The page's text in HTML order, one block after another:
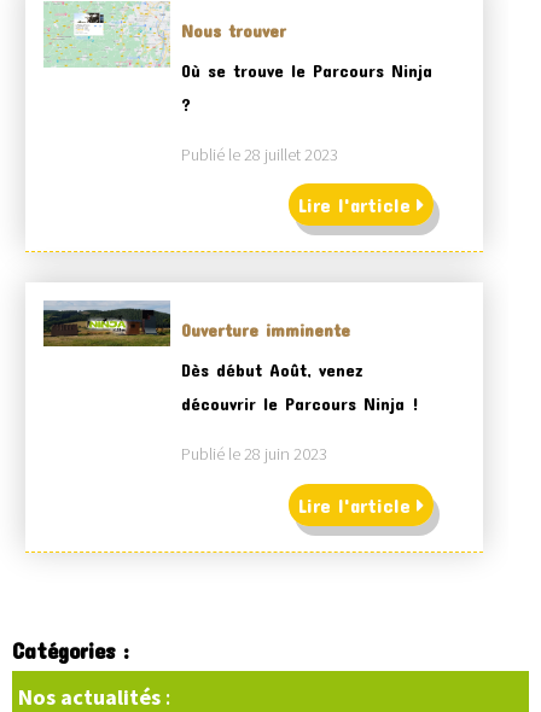
Nous trouver
Où se trouve le Parcours Ninja
?
Publié le 28 juillet 2023
Lire l'article
Ouverture imminente
Dès début Août, venez
découvrir le Parcours Ninja !
Publié le 28 juin 2023
Lire l'article
Catégories :
Nos actualités :